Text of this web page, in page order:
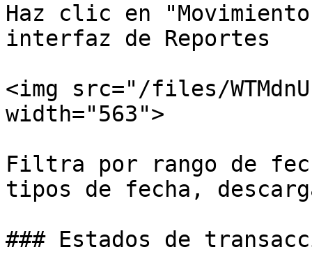
Haz clic en
interfaz de Reportes
<img src="/files/
width="563">
Filtra por rango de
tipos de fecha,
### Estados de